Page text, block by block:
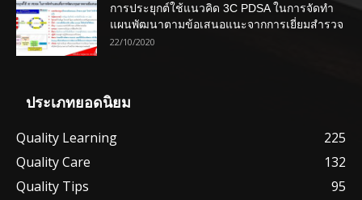
การประยุกต์ใช้แนวคิด 3C PDSA ในการจัดทำ
แผนพัฒนาตามข้อเสนอแนะจากการเยี่ยมสำรวจ
22/10/2020
ประเภทยอดนิยม
Quality Learning
225
Quality Care
132
Quality Tips
95